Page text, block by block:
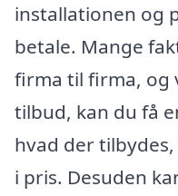
installationen og
betale. Mange
firma til firma, og
tilbud, kan du få
hvad der
i pris. Desuden